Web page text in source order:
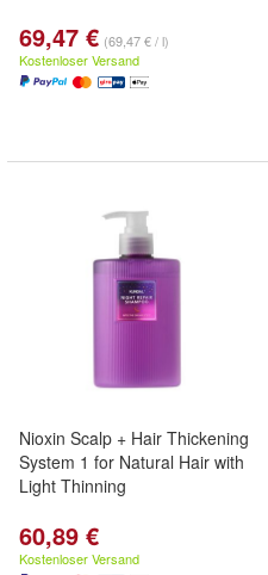
69,47 € (69,47 € / l)
Kostenloser Versand
Nioxin Scalp + Hair Thickening
System 1 for Natural Hair with
Light Thinning
60,89 €
Kostenloser Versand